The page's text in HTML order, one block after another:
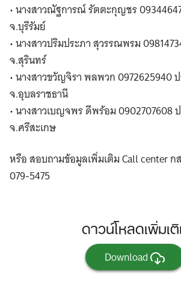
• นางสาวณัฐการณ์ รัตตะกุญชร
จ.บุรีรัมย์
• นางสาวปริมประภา สุวรรณพรม
จ.สุรินทร์
• นางสาวขวัญจิรา พลพวก 0972625940
จ.อุบลราชธานี
• นางสาวเบญจพร ดีพร้อม 0902707608
จ.ศรีสะเกษ
หรือ สอบถามข้อมูลเพิ่มเติม Call center
079-5475
ดาวน์โหลดเพิ่มเ
Download